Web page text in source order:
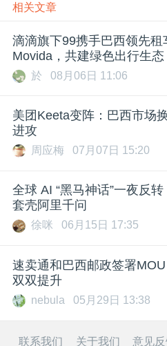
相关文章
滴滴旗下99携手巴西领先租
Movida，共建绿色出行生态
於 08月06日 11:06
美团Keeta变阵：巴西市场
进攻
周应梅 07月07日 15:20
全球 AI “黑马神话”一夜反
套壳阿里千问
徐咪 06月15日 17:35
速卖通和巴西邮政签署
双双提升
nebula 05月29日 13:38
联系我们 关于我们 意见